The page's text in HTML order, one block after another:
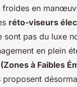
froides en
réto-viseurs
sont pas du luxe
en plein
à Faibles
proposent